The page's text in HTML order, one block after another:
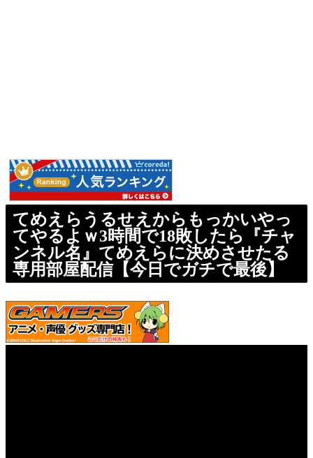
てめえらうるせえからもっかいやっ
てやるよｗ3時間で18敗したら『チャ
ンネル名』てめえらに決めさせたる
専用部屋配信【今日でガチで最後】